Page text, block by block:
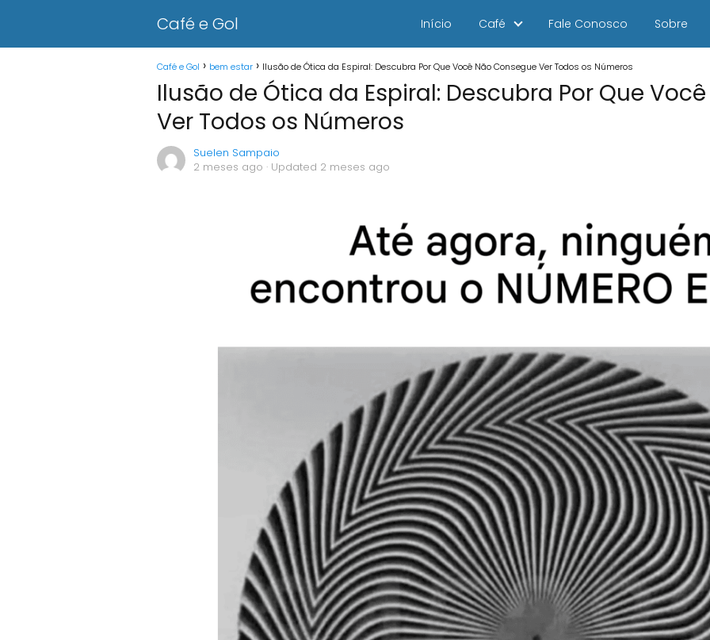
Café e Gol Início Café Fale Conosco Sobre
Café e Gol bem estar Ilusão de Ótica da Espiral: Descubra Por Que Você Não Consegue Ver Todos os Números
Ilusão de Ótica da Espiral: Descubra Por Que
Ver Todos os Números
Suelen Sampaio
2 meses ago · Updated 2 meses ago